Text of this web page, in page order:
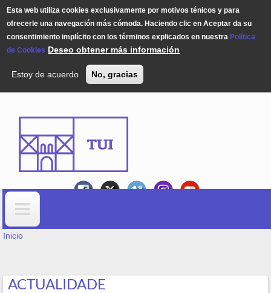
Esta web utiliza cookies exclusivamente por motivos ténicos y para
ofrecerle una navegación más cómoda. Haciendo clic en Aceptar da su
consentimiento implícito con los términos explicados en nuestra Política
de Cookies Deseo obtener más información
Estoy de acuerdo No, gracias
Formulario de búsqueda
USTED ESTÁ AQUÍ
Inicio
ACTUALIDADE